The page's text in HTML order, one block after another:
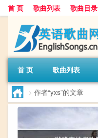
首 页 歌曲列表 歌曲目录
首 页 歌曲列表
> 作者“yxs”的文章